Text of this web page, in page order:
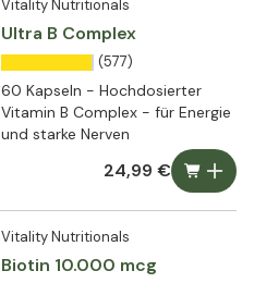
Vitality Nutritionals
Ultra B Complex
(577)
60 Kapseln - Hochdosierter
Vitamin B Complex - für Energie
und starke Nerven
24,99 €
Vitality Nutritionals
Biotin 10.000 mcg